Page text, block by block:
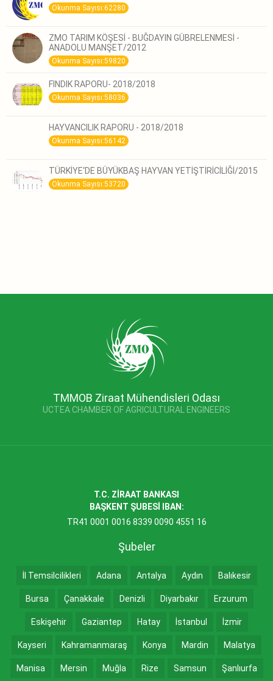
Okunma Sayısı:62280
ZMO TARIM KÖŞESİ - BUĞDAYIN GÜBRELENMESİ -
ANADOLU MANŞET/2012
Okunma Sayısı:59820
FINDIK RAPORU- 2018/2018
Okunma Sayısı:58036
HAYVANCILIK RAPORU - 2018/2018
Okunma Sayısı:56142
TÜRKİYE‘DE BÜYÜKBAŞ HAYVAN YETİŞTİRİCİLİĞİ/2015
Okunma Sayısı:53720
TMMOB Ziraat Mühendisleri Odası
UCTEA CHAMBER OF AGRICULTURAL ENGINEERS
T.C. ZİRAAT BANKASI
BAŞKENT ŞUBESİ IBAN:
TR41 0001 0016 8339 0090 4551 16
Şubeler
İl Temsilcilikleri Adana Antalya Aydın Balıkesir
Bursa Çanakkale Denizli Diyarbakır Erzurum
Eskişehir Gaziantep Hatay İstanbul İzmir
Kayseri Kahramanmaraş Konya Mardin Malatya
Manisa Mersin Muğla Rize Samsun Şanlıurfa